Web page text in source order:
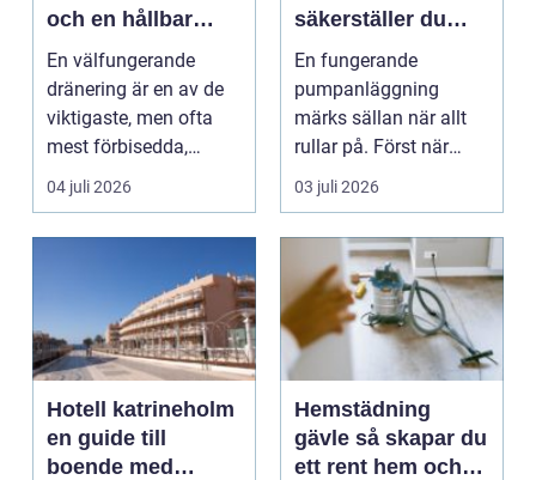
och en hållbar
tomt
En välfungerande
dränering är en av de
viktigaste, men ofta
mest förbisedda,
delarna av ett hus.
När...
04 juli 2026
säkerställer du
trygg drift året runt
En fungerande
pumpanläggning
märks sällan när allt
rullar på. Först när
avloppet svämmar
över, drick...
03 juli 2026
Hotell katrineholm
en guide till
boende med
Hemstädning
gävle så skapar du
ett rent hem och